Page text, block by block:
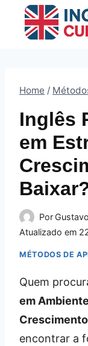
Home /
Inglês
em
Por
Atualizado em
MÉTODOS DE
Quem
em
Crescimento
encontrar a